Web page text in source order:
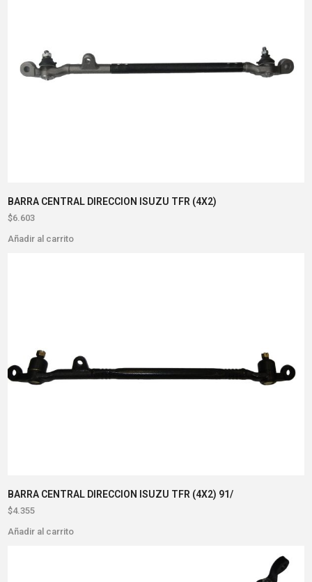
BARRA CENTRAL DIRECCION ISUZU TFR (4X2)
$6.603
Añadir al carrito
BARRA CENTRAL DIRECCION ISUZU TFR (4X2) 91/
$4.355
Añadir al carrito